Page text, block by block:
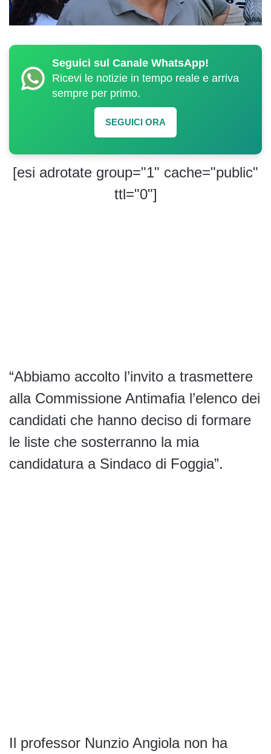
Seguici sul Canale WhatsApp!
Ricevi le notizie in tempo reale e arriva
sempre per primo.
SEGUICI ORA
[esi adrotate group="1" cache="public"
ttl="0"]
“Abbiamo accolto l’invito a trasmettere
alla Commissione Antimafia l’elenco dei
candidati che hanno deciso di formare
le liste che sosterranno la mia
candidatura a Sindaco di Foggia”.
Il professor Nunzio Angiola non ha